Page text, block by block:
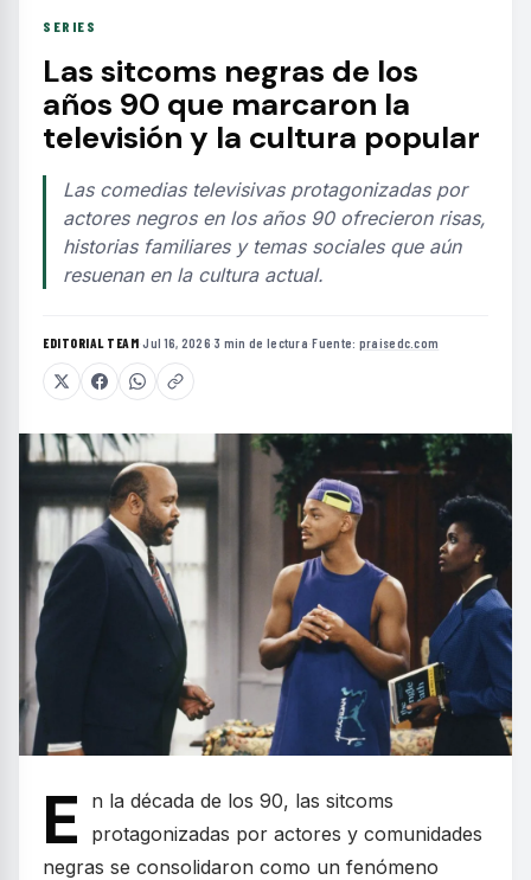
SERIES
Las sitcoms negras de los
años 90 que marcaron la
televisión y la cultura popular
Las comedias televisivas protagonizadas por
actores negros en los años 90 ofrecieron risas,
historias familiares y temas sociales que aún
resuenan en la cultura actual.
EDITORIAL TEAM·Jul 16, 2026·3 min de lectura·Fuente: praisedc.com
E
n la década de los 90, las sitcoms
protagonizadas por actores y comunidades
negras se consolidaron como un fenómeno